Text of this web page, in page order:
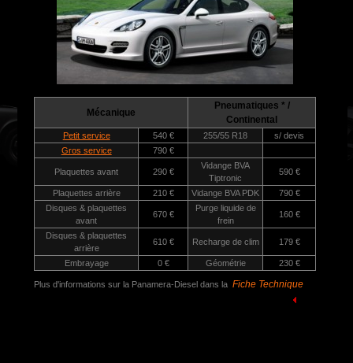
Mécanique
Pneumatiques * /
Continental
Petit service 540 € 255/55 R18
s/ devis
Gros service
790 €
Plaquettes avant 290 €
Vidange BVA
Tiptronic
590 €
Plaquettes arrière 210 € Vidange BVA PDK
790 €
Disques & plaquettes
avant
670 €
Purge liquide de
frein
160 €
Disques & plaquettes
arrière
610 € Recharge de clim 179 €
Embrayage 0 € Géométrie 230 €
Plus d'informations sur la Panamera-Diesel dans laFiche Technique